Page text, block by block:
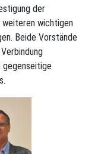
der
wichtigen
Beide Vorstände